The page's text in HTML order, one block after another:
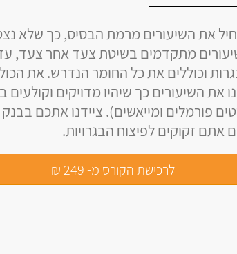
את השיעורים מרמת הבסיס, כך שלא
מתקדמים בשיטת צעד אחר צעד,
וכוללים את כל החומר הנדרש. את
את השיעורים כך שיהיו מדויקים וקולעים
פורמלים ומייאשים). ציידנו אתכם
אתם זקוקים לפיצוח הבגרויות.
לרכישת הקורס מ- 249 ₪